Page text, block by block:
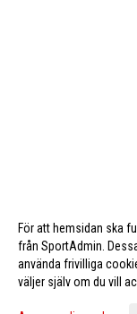
För att hemsidan ska
från SportAdmin.
använda frivilliga
väljer själv om du vill